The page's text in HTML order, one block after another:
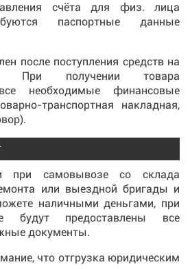
счёта для физ. лица
паспортные данные
после поступления средств на
При получении товара
необходимые финансовые
транспортная накладная,
при самовывозе со склада
или выездной бригады и
наличными деньгами, при
предоставлены все
документы.
что отгрузка юридическим